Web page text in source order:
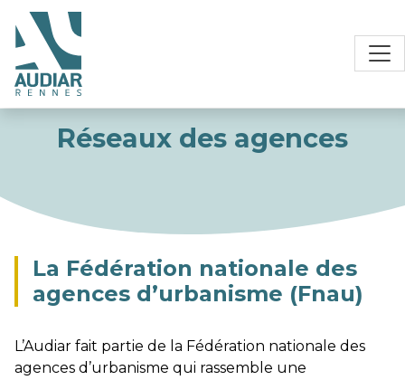
Réseaux des agences
La Fédération nationale des
agences d’urbanisme (Fnau)
L’Audiar fait partie de la Fédération nationale des
agences d’urbanisme qui rassemble une